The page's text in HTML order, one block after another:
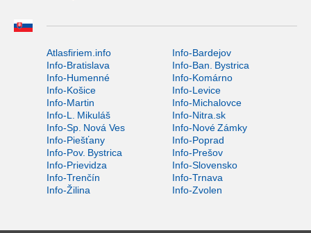
Atlasfiriem.info
Info-Bardejov
Info-Bratislava
Info-Ban. Bystrica
Info-Humenné
Info-Komárno
Info-Košice
Info-Levice
Info-Martin
Info-Michalovce
Info-L. Mikuláš
Info-Nitra.sk
Info-Sp. Nová Ves
Info-Nové Zámky
Info-Piešťany
Info-Poprad
Info-Pov. Bystrica
Info-Prešov
Info-Prievidza
Info-Slovensko
Info-Trenčín
Info-Trnava
Info-Žilina
Info-Zvolen